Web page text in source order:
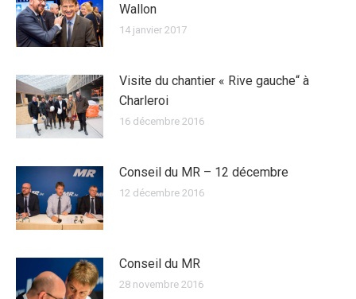
Wallon
14 janvier 2017
Visite du chantier « Rive gauche“ à
Charleroi
16 décembre 2016
Conseil du MR – 12 décembre
12 décembre 2016
Conseil du MR
28 novembre 2016